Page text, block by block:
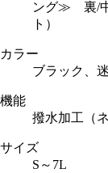
ング≫ 裏/中
ト）
カラー
ブラック、
機能
撥水加工（
サイズ
S～7L